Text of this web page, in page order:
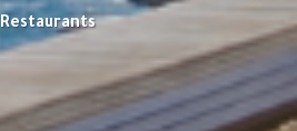
Restaurants